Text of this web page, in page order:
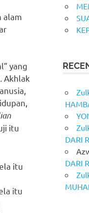
alam
yang
Akhlak
itu
itu
itu
DARI
DARI